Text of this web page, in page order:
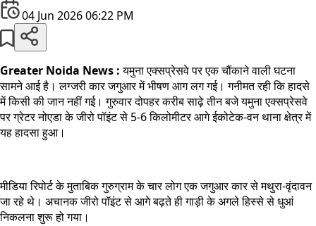
04 Jun 2026 06:22 PM
Greater Noida News :यमुना एक्सप्रेसवे पर एक चौंकाने वाली घटना
सामने आई है। लग्जरी कार जगुआर में भीषण आग लग गई। गनीमत रही कि हादसे
में किसी की जान नहीं गई। गुरुवार दोपहर करीब साढ़े तीन बजे यमुना एक्सप्रेसवे
पर ग्रेटर नोएडा के जीरो पॉइंट से 5-6 किलोमीटर आगे ईकोटेक-वन थाना क्षेत्र में
यह हादसा हुआ।
मीडिया रिपोर्ट के मुताबिक गुरुग्राम के चार लोग एक जगुआर कार से मथुरा-वृंदावन
जा रहे थे। अचानक जीरो पॉइंट से आगे बढ़ते ही गाड़ी के अगले हिस्से से धुआं
निकलना शुरू हो गया।